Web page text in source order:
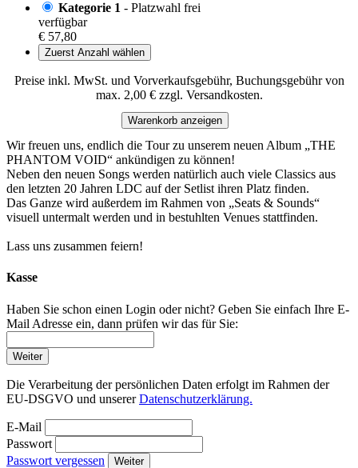
Kategorie 1 - Platzwahl frei
verfügbar
€ 57,80
Zuerst Anzahl wählen
Preise inkl. MwSt. und Vorverkaufsgebühr, Buchungsgebühr von
max. 2,00 € zzgl. Versandkosten.
Warenkorb anzeigen
Wir freuen uns, endlich die Tour zu unserem neuen Album „THE
PHANTOM VOID“ ankündigen zu können!
Neben den neuen Songs werden natürlich auch viele Classics aus
den letzten 20 Jahren LDC auf der Setlist ihren Platz finden.
Das Ganze wird außerdem im Rahmen von „Seats & Sounds“
visuell untermalt werden und in bestuhlten Venues stattfinden.
Lass uns zusammen feiern!
Kasse
Haben Sie schon einen Login oder nicht? Geben Sie einfach Ihre E-
Mail Adresse ein, dann prüfen wir das für Sie:
Weiter
Die Verarbeitung der persönlichen Daten erfolgt im Rahmen der
EU-DSGVO und unsererDatenschutzerklärung.
E-Mail
Passwort
Passwort vergessen
Weiter